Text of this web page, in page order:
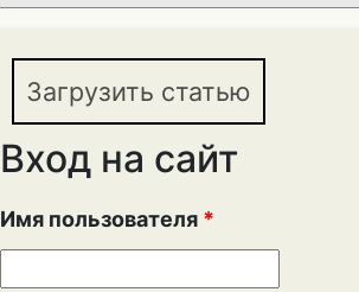
Загрузить статью
Вход на сайт
Имя пользователя *